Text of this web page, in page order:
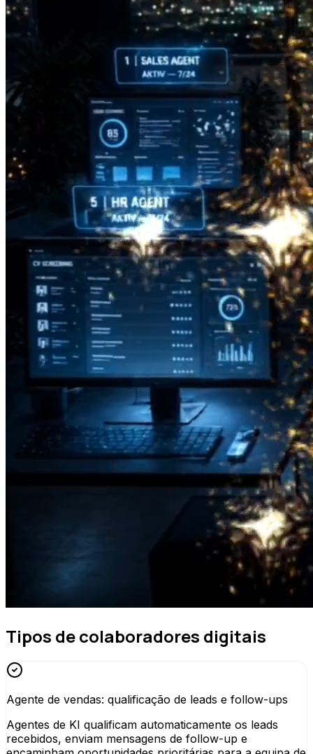
Tipos de colaboradores digitais
Agente de vendas: qualificação de leads e follow-ups
Agentes de KI qualificam automaticamente os leads
recebidos, enviam mensagens de follow-up e